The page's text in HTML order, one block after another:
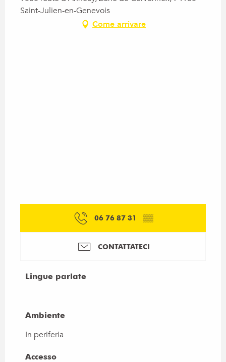
Saint-Julien-en-Genevois
Come arrivare
06 76 87 31 ▒▒
CONTATTATECI
Lingue parlate
Lingue parlate
Ambiente
Ambiente
In periferia
Accesso
Accesso